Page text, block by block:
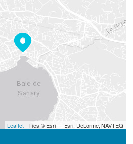
Leaflet | Tiles © Esri — Esri, DeLorme, NAVTEQ